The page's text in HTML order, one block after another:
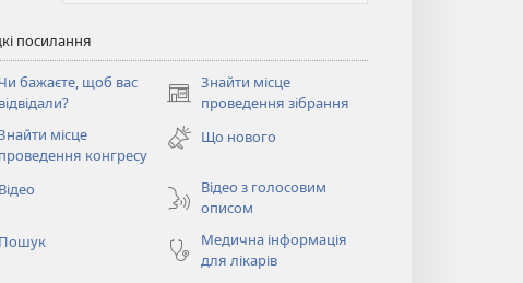
посилання
Чи бажаєте, щоб вас
відвідали?
Знайти місце
проведення зібрання
(відкривається
новому
місце
проведення конгресу
Що нового
Відео
Відео з голосовим
описом
Пошук
Медична інформація
для лікарів